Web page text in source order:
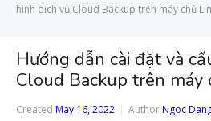
hình dịch vụ Cloud Backup trên máy chủ
Hướng dẫn cài đặt và
Cloud Backup trên máy
Created May 16, 2022 AuthorNgoc